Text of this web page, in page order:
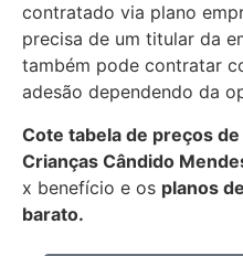
contratado via plano
precisa de um titular da
também pode contratar
adesão dependendo da
Cote tabela de preços
Crianças Cândido
x benefício e os planos
barato.